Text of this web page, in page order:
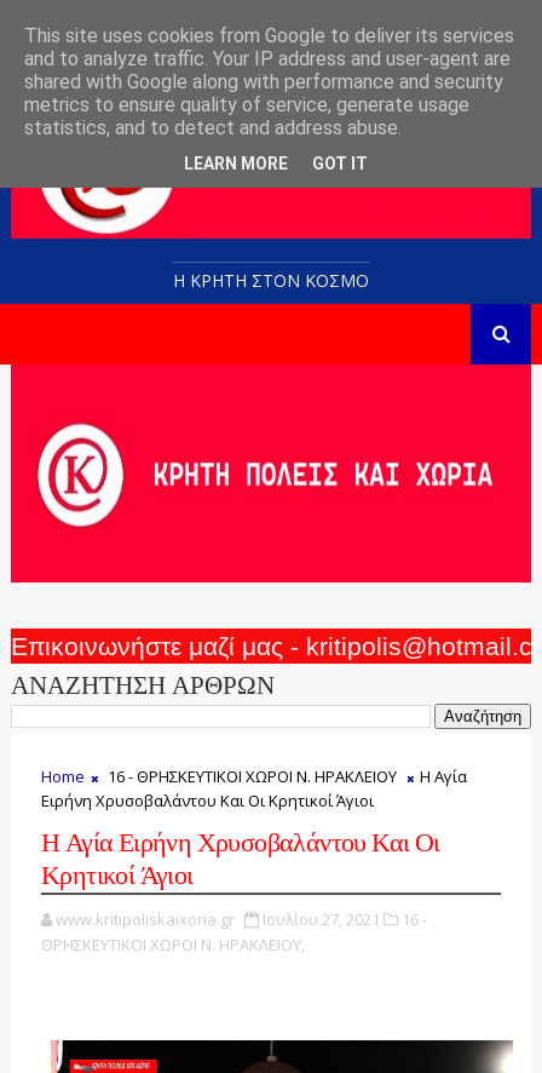
Η ΚΡΗΤΗ ΣΤΟN KOΣΜΟ
Επικοινωνήστε μαζί μας -
ΑΝΑΖΗΤΗΣΗ ΑΡΘΡΩΝ
Home 16 - ΘΡΗΣΚΕΥΤΙΚΟΙ ΧΩΡΟΙ Ν. ΗΡΑΚΛΕΙΟΥ
Η Αγία
Ειρήνη Χρυσοβαλάντου Και Οι Κρητικοί Άγιοι
Η Αγία Ειρήνη Χρυσοβαλάντου Και Οι
Κρητικοί Άγιοι
www.kritipoliskaixoria.gr Ιουλίου 27, 2021
16 -
ΘΡΗΣΚΕΥΤΙΚΟΙ ΧΩΡΟΙ Ν. ΗΡΑΚΛΕΙΟΥ,
This site uses cookies from Google to deliver its services
and to analyze traffic. Your IP address and user-agent are
shared with Google along with performance and security
metrics to ensure quality of service, generate usage
statistics, and to detect and address abuse.
LEARN MORE GOT IT